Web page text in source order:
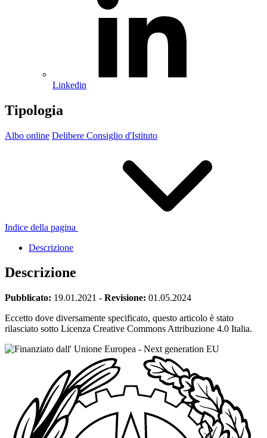
Linkedin
Tipologia
Albo online Delibere Consiglio d'Istituto
Indice della pagina
Descrizione
Descrizione
Pubblicato: 19.01.2021 - Revisione: 01.05.2024
Eccetto dove diversamente specificato, questo articolo è stato
rilasciato sotto Licenza Creative Commons Attribuzione 4.0 Italia.